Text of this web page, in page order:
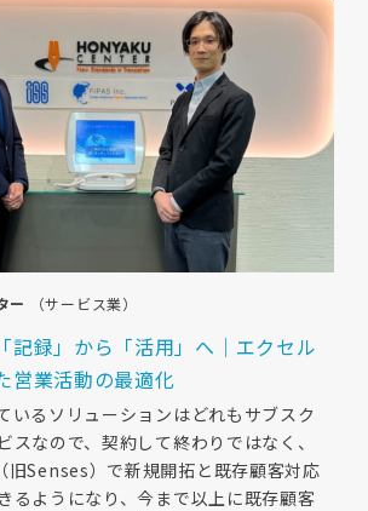
ー （サービス業）
記録」から「活用」へ｜エクセル
営業活動の最適化
いるソリューションはどれもサブスク
スなので、契約して終わりではなく、
Senses）で新規開拓と既存顧客対応
るようになり、今まで以上に既存顧客